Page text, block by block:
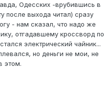
Одесских -врубившись в
после выхода читал) сразу
- нам сказал, что надо же
отгадавшему кроссворд по
электрический чайник...
но деньги не мои, не
этом.